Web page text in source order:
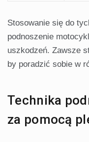
Stosowanie się do
podnoszenie
uszkodzeń. Zawsze
by poradzić sobie w
Technika
za pomocą